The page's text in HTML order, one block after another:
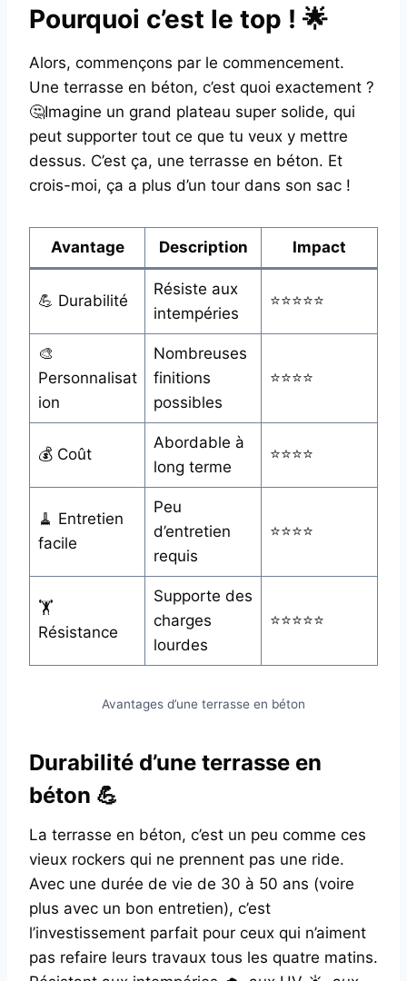
Pourquoi c’est le top ! 🌟
Alors, commençons par le commencement.
Une terrasse en béton, c’est quoi exactement ?
🤔Imagine un grand plateau super solide, qui
peut supporter tout ce que tu veux y mettre
dessus. C’est ça, une terrasse en béton. Et
crois-moi, ça a plus d’un tour dans son sac !
Avantage Description Impact
💪 Durabilité
Résiste aux
intempéries
⭐⭐⭐⭐⭐
🎨
Personnalisat
ion
Nombreuses
finitions
possibles
⭐⭐⭐⭐
💰 Coût
Abordable à
long terme
⭐⭐⭐⭐
🧹 Entretien
facile
Peu
d’entretien
requis
⭐⭐⭐⭐
🏋️
Résistance
Supporte des
charges
lourdes
⭐⭐⭐⭐⭐
Avantages d’une terrasse en béton
Durabilité d’une terrasse en
béton 💪
La terrasse en béton, c’est un peu comme ces
vieux rockers qui ne prennent pas une ride.
Avec une durée de vie de 30 à 50 ans (voire
plus avec un bon entretien), c’est
l’investissement parfait pour ceux qui n’aiment
pas refaire leurs travaux tous les quatre matins.